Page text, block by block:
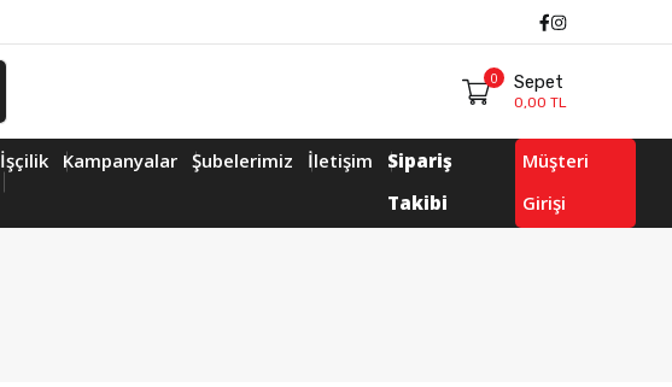
Facebook
Instagram
0 Sepet
0,00 TL
İşçilik Kampanyalar Şubelerimiz İletişim
Sipariş
Takibi
Müşteri
Girişi